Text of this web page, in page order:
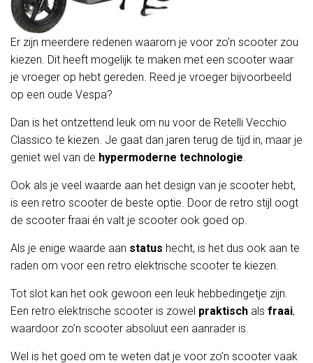
Er zijn meerdere redenen waarom je voor zo’n scooter zou
kiezen. Dit heeft mogelijk te maken met een scooter waar
je vroeger op hebt gereden. Reed je vroeger bijvoorbeeld
op een oude Vespa?
Dan is het ontzettend leuk om nu voor de Retelli Vecchio
Classico te kiezen. Je gaat dan jaren terug de tijd in, maar je
geniet wel van de hypermoderne technologie.
Ook als je veel waarde aan het design van je scooter hebt,
is een retro scooter de beste optie. Door de retro stijl oogt
de scooter fraai én valt je scooter ook goed op.
Als je enige waarde aan status hecht, is het dus ook aan te
raden om voor een retro elektrische scooter te kiezen.
Tot slot kan het ook gewoon een leuk hebbedingetje zijn.
Een retro elektrische scooter is zowel praktisch als fraai,
waardoor zo’n scooter absoluut een aanrader is.
Wel is het goed om te weten dat je voor zo’n scooter vaak